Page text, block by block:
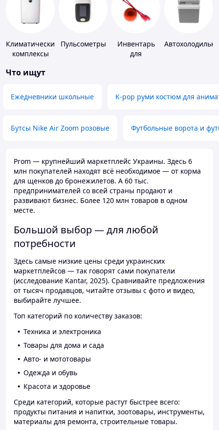
Климатические
комплексы
Пульсометры
Инвентарь
для
Что ищут
Ежедневники школьные K-pop руми костюм для
Бутсы Nike Air Zoom розовые Футбольные ворота и
Prom — крупнейший маркетплейс Украины. Здесь 6
млн покупателей находят всё необходимое — от корма
для щенков до бронежилетов. А 60 тыс.
предпринимателей со всей страны продают и
развивают бизнес. Более 120 млн товаров в одном
месте.
Большой выбор — для любой
потребности
Здесь самые низкие цены среди украинских
маркетплейсов — так говорят сами покупатели
(исследование Kantar, 2025). Сравнивайте предложения
от тысяч продавцов, читайте отзывы с фото и видео,
выбирайте лучшее.
Топ категорий по количеству заказов:
Техника и электроника
Товары для дома и сада
Авто- и мототовары
Одежда и обувь
Красота и здоровье
Среди категорий, которые растут быстрее всего:
продукты питания и напитки, зоотовары, инструменты,
материалы для ремонта, строительные товары.